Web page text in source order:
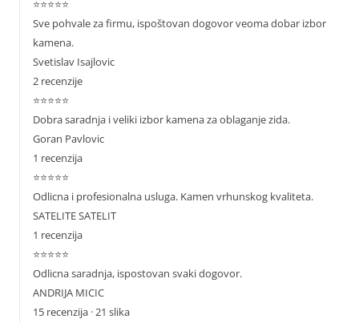
⭐⭐⭐⭐⭐
Sve pohvale za firmu, ispoštovan dogovor veoma dobar izbor
kamena.
Svetislav Isajlovic
2 recenzije
⭐⭐⭐⭐⭐
Dobra saradnja i veliki izbor kamena za oblaganje zida.
Goran Pavlovic
1 recenzija
⭐⭐⭐⭐⭐
Odlicna i profesionalna usluga. Kamen vrhunskog kvaliteta.
SATELITE SATELIT
1 recenzija
⭐⭐⭐⭐⭐
Odlicna saradnja, ispostovan svaki dogovor.
ANDRIJA MICIC
15 recenzija · 21 slika